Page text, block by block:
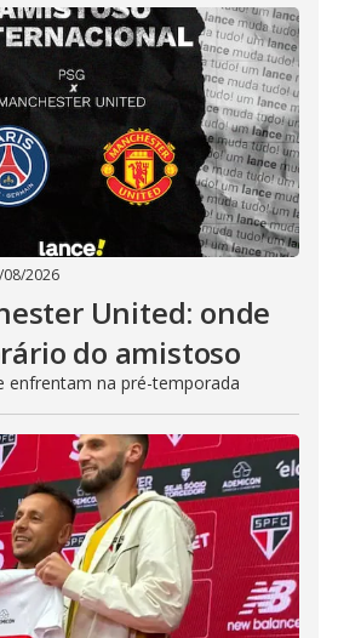
08/2026
United: onde
do amistoso
enfrentam na pré-temporada